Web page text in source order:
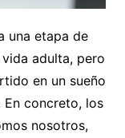
una etapa de
adulta, pero
en un sueño
concreto, los
nosotros,